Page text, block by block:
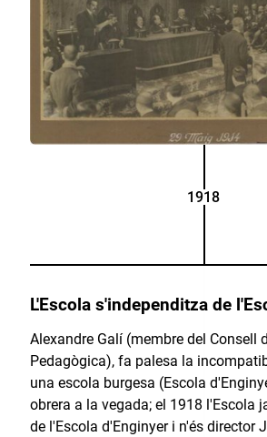
1918
L'Escola s'independitza de
Alexandre Galí (membre del Consell
Pedagògica), fa palesa la
una escola burgesa (Escola
obrera a la vegada; el 1918 l'Escola
de l'Escola d'Enginyer i n'és director